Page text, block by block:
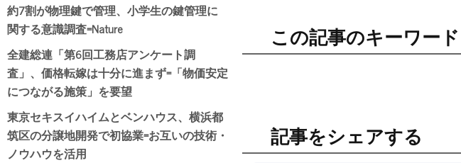
この記事のキーワード
記事をシェアする
約7割が物理鍵で管理、小学生の鍵管理に
関する意識調査=Nature
全建総連「第6回工務店アンケート調
査」、価格転嫁は十分に進まず=「物価安定
につながる施策」を要望
東京セキスイハイムとベンハウス、横浜都
筑区の分譲地開発で初協業=お互いの技術・
ノウハウを活用